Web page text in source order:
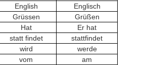
English
Englisch
Grüssen
Grüßen
Hat
Er hat
statt findet
stattfindet
wird
werde
vom
am